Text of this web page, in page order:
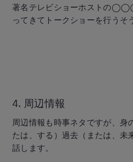
著名テレビショーホストの
ってきてトークショーを行うそ
4. 周辺情報
周辺情報も時事ネタですが、身
たは、する）過去（または、未
話します。